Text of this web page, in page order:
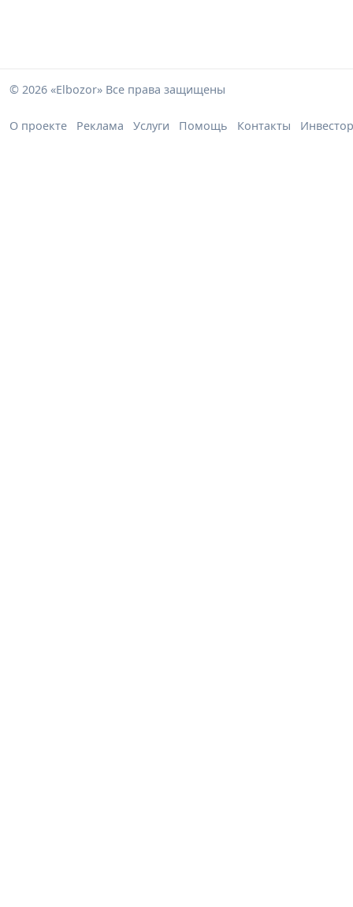
© 2026 «Elbozor» Все права защищены
О проекте Реклама Услуги Помощь Контакты